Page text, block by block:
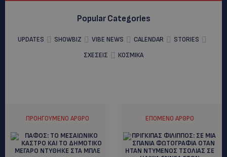
Popular Categories
UPDATES SHOWBIZ VIBE NEWS CALENDAR
STORIES
ΣΧΕΣΕΙΣ
ΚΟΣΜΙΚΑ
ΠΡΟΗΓΟΎΜΕΝΟ ΆΡΘΡΟ ΕΠΌΜΕΝΟ ΆΡΘΡΟ